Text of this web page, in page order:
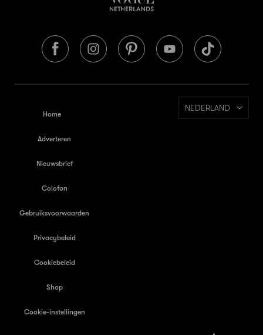
Home
Adverteren
Nieuwsbrief
Colofon
Gebruiksvoorwaarden
Privacybeleid
Cookiebeleid
Shop
Cookie-instellingen
NEDERLAND